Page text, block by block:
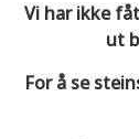
Vi har ikke
ut
For å se